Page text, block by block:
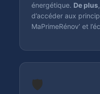
énergétique. De plus
d’accéder aux
MaPrimeRénov’ et
🛡️